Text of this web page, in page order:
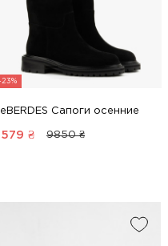
23%
Сапоги осенние
₴ 9850 ₴